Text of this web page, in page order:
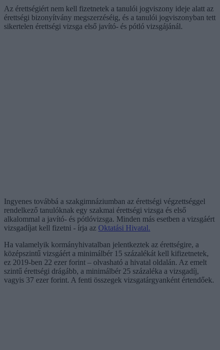
Az érettségiért nem kell fizetnetek a tanulói jogviszony ideje alatt az
érettségi bizonyítvány megszerzéséig, és a tanulói jogviszonyban tett
sikertelen érettségi vizsga első javító- és pótló vizsgájánál.
Ingyenes továbbá a szakgimnáziumban az érettségi végzettséggel
rendelkező tanulóknak egy szakmai érettségi vizsga és első
alkalommal a javító- és pótlóvizsga. Minden más esetben a vizsgáért
vizsgadíjat kell fizetni - írja az Oktatási Hivatal.
Ha valamelyik kormányhivatalban jelentkeztek az érettségire, a
középszintű vizsgáért a minimálbér 15 százalékát kell kifizetnetek,
ez 2019-ben 22 ezer forint – olvasható a hivatal oldalán. Az emelt
szintű érettségi drágább, a minimálbér 25 százaléka a vizsgadíj,
vagyis 37 ezer forint. A fenti összegek vizsgatárgyanként értendőek.